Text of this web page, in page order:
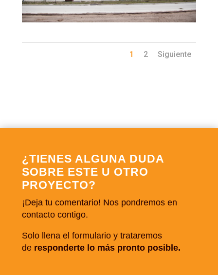
1 2 Siguiente
¿TIENES ALGUNA DUDA
SOBRE ESTE U OTRO
PROYECTO?
¡Deja tu comentario! Nos pondremos en
contacto contigo.
Solo llena el formulario y trataremos
de responderte lo más pronto posible.